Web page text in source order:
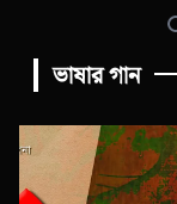
ভাষার গান